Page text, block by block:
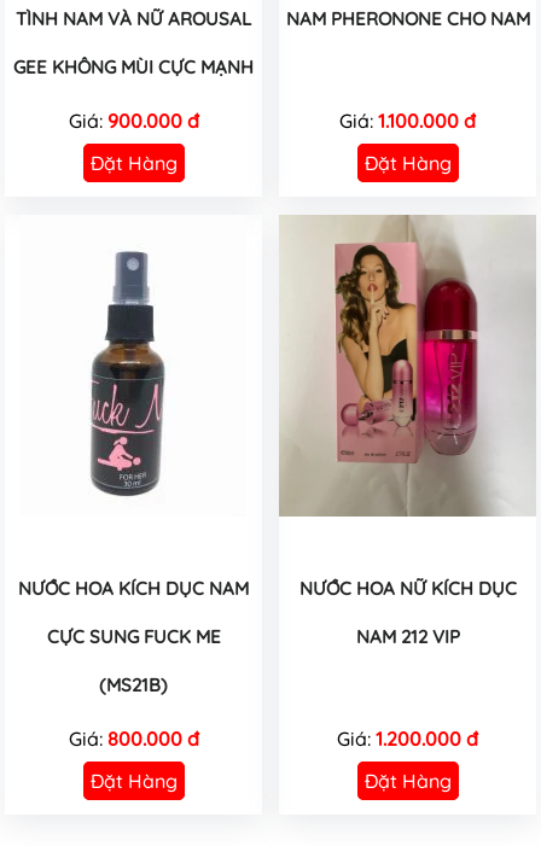
TÌNH NAM VÀ NỮ AROUSAL
GEE KHÔNG MÙI CỰC MẠNH
Giá: 900.000 đ
Đặt Hàng
NAM PHERONONE CHO NAM
Giá: 1.100.000 đ
Đặt Hàng
NƯỚC HOA KÍCH DỤC NAM
CỰC SUNG FUCK ME
(MS21B)
Giá: 800.000 đ
Đặt Hàng
NƯỚC HOA NỮ KÍCH DỤC
NAM 212 VIP
Giá: 1.200.000 đ
Đặt Hàng